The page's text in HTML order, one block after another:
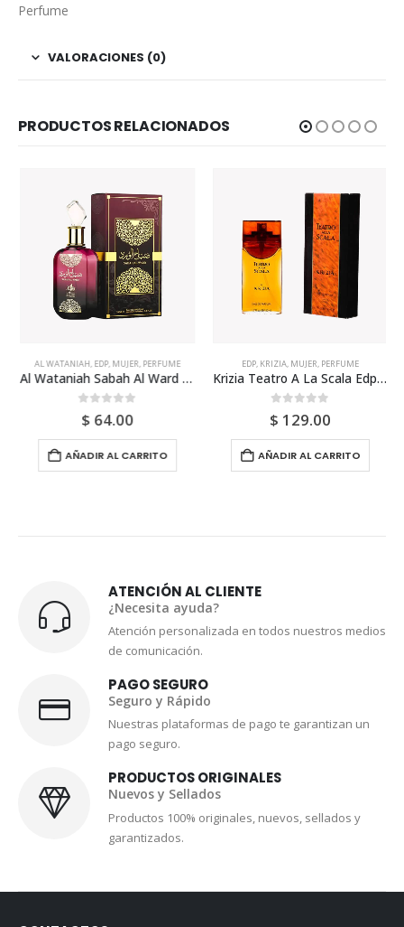
Perfume
VALORACIONES (0)
PRODUCTOS RELACIONADOS
AL WATANIAH, EDP, MUJER, PERFUME
Al Wataniah Sabah Al Ward Edp 100ml Para Mujer
out of 5
$64.00
AÑADIR AL CARRITO
EDP, KRIZIA, MUJER, PERFUME
Krizia Teatro A La Scala Edp 50ml Para Mujer
0 out of 5
$129.00
AÑADIR AL CARRITO
ATENCIÓN AL CLIENTE
¿Necesita ayuda?
Atención personalizada en todos nuestros medios
de comunicación.
PAGO SEGURO
Seguro y Rápido
Nuestras plataformas de pago te garantizan un
pago seguro.
PRODUCTOS ORIGINALES
Nuevos y Sellados
CONTACTOS